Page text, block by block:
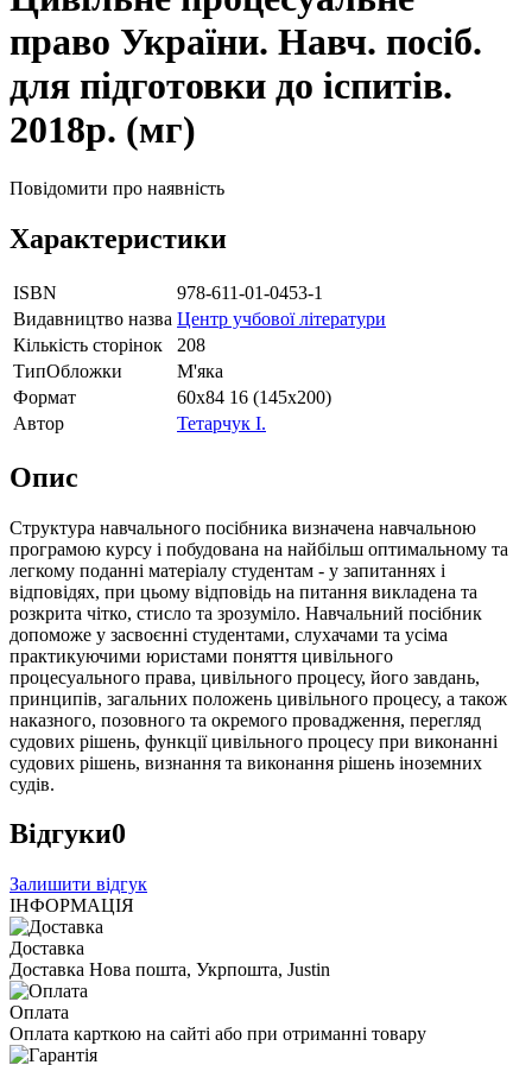
право України. Навч. посіб.
для підготовки до іспитів.
2018р. (мг)
Повідомити про наявність
Характеристики
ISBN
978-611-01-0453-1
Видавництво назва Центр учбової літератури
Кількість сторінок
208
ТипОбложки
М'яка
Формат
60х84 16 (145х200)
Автор
Тетарчук І.
Опис
Структура навчального посібника визначена навчальною
програмою курсу і побудована на найбільш оптимальному та
легкому поданні матеріалу студентам - у запитаннях і
відповідях, при цьому відповідь на питання викладена та
розкрита чітко, стисло та зрозуміло. Навчальний посібник
допоможе у засвоєнні студентами, слухачами та усіма
практикуючими юристами поняття цивільного
процесуального права, цивільного процесу, його завдань,
принципів, загальних положень цивільного процесу, а також
наказного, позовного та окремого провадження, перегляд
судових рішень, функції цивільного процесу при виконанні
судових рішень, визнання та виконання рішень іноземних
судів.
Відгуки0
Залишити відгук
ІНФОРМАЦІЯ
Доставка
Доставка Нова пошта, Укрпошта, Justin
Оплата
Оплата карткою на сайті або при отриманні товару